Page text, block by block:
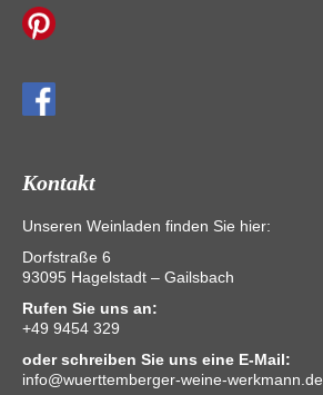
Kontakt
Unseren Weinladen finden Sie hier:
Dorfstraße 6
93095 Hagelstadt – Gailsbach
Rufen Sie uns an:
+49 9454 329
oder schreiben Sie uns eine E-Mail:
info@wuerttemberger-weine-werkmann.de